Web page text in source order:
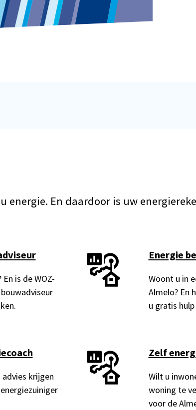
En daardoor is uw
is de WOZ-
Energie
Woont u in
Almelo? En
u gratis
advies krijgen
Zelf
Wilt u
woning te
voor de